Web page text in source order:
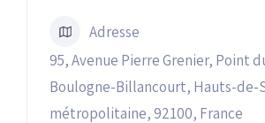
Adresse
95, Avenue Pierre Grenier, Point
Boulogne-Billancourt, Hauts-de-
métropolitaine, 92100, France